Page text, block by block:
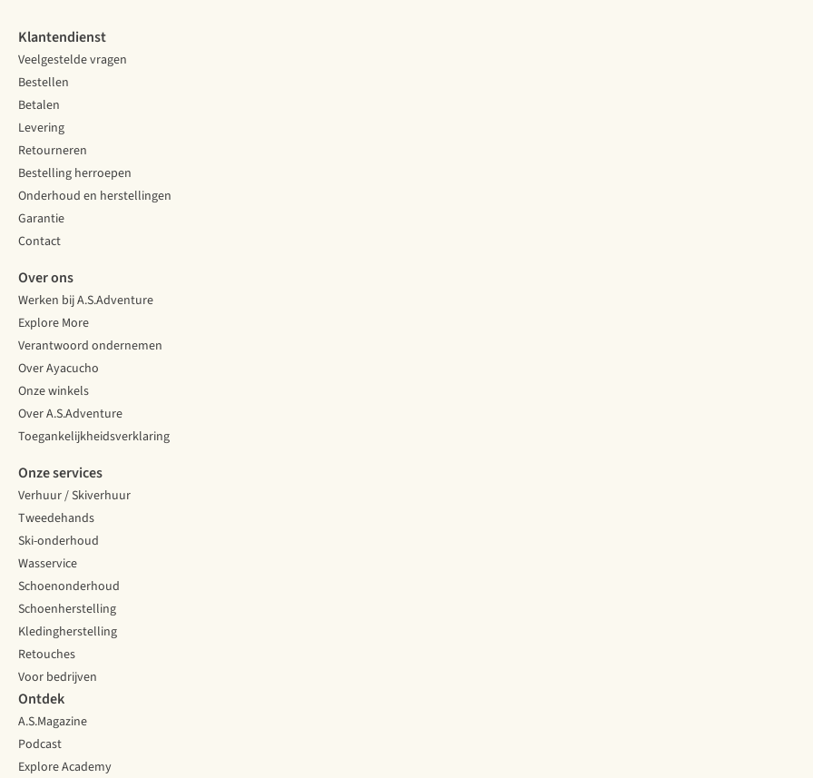
Klantendienst
Veelgestelde vragen
Bestellen
Betalen
Levering
Retourneren
Bestelling herroepen
Onderhoud en herstellingen
Garantie
Contact
Over ons
Werken bij A.S.Adventure
Explore More
Verantwoord ondernemen
Over Ayacucho
Onze winkels
Over A.S.Adventure
Toegankelijkheidsverklaring
Onze services
Verhuur / Skiverhuur
Tweedehands
Ski-onderhoud
Wasservice
Schoenonderhoud
Schoenherstelling
Kledingherstelling
Retouches
Voor bedrijven
Ontdek
A.S.Magazine
Podcast
Explore Academy